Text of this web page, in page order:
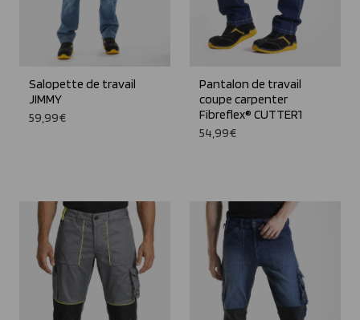
Salopette de travail
JIMMY
59,99€
Pantalon de travail
coupe carpenter
Fibreflex® CUTTER1
54,99€